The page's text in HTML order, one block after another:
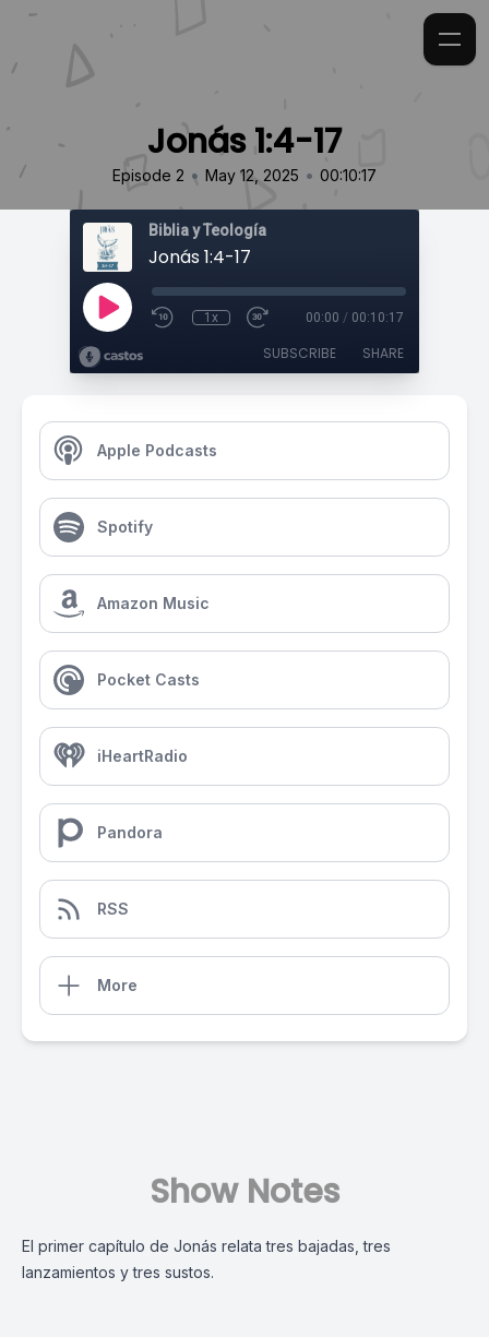
Jonás 1:4-17
Episode 2 • May 12, 2025 • 00:10:17
Biblia y Teología
Jonás 1:4-17
1x 00:00 / 00:10:17
SUBSCRIBE SHARE
Apple Podcasts
Spotify
Amazon Music
Pocket Casts
iHeartRadio
Pandora
RSS
More
Show Notes
El primer capítulo de Jonás relata tres bajadas, tres
lanzamientos y tres sustos.